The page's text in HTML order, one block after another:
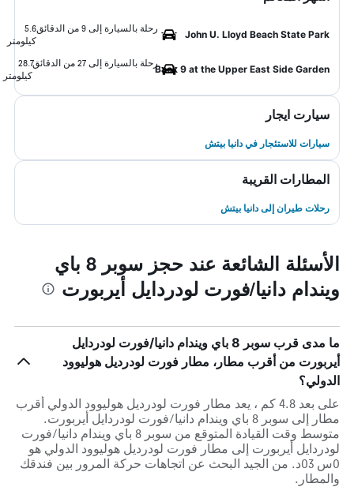
John U. Lloyd Beach State Park
رحلة بالسيارة إلى 9 من الدقائق
5.6
كيلومتر
Back 9 at the Upper East Side Garden
رحلة بالسيارة إلى 27 من الدقائق
28.7
كيلومتر
سيارت ايجار
سيارات للاستئجار في دانيا بيتش
المطارات القريبة
رحلات طيران إلى دانيا بيتش
الأسئلة الشائعة عند حجز سوبر 8 باي
ويندام دانيا/فورت لودردايل أيربورت
ما مدى قرب سوبر 8 باي ويندام دانيا/فورت لودردايل
أيربورت من أقرب مطار، مطار فورت لودرديل هوليوود
الدولي؟
على بعد 4.8 كم ، يعد مطار فورت لودرديل هوليوود الدولي أقرب
مطار إلى سوبر 8 باي ويندام دانيا/فورت لودردايل أيربورت.
متوسط وقت القيادة المتوقع من سوبر 8 باي ويندام دانيا/فورت
لودردايل أيربورت إلى مطار فورت لودرديل هوليوود الدولي هو
0س 03د. من الجيد البحث عن اتجاهات حركة المرور بين فندقك
والمطار.